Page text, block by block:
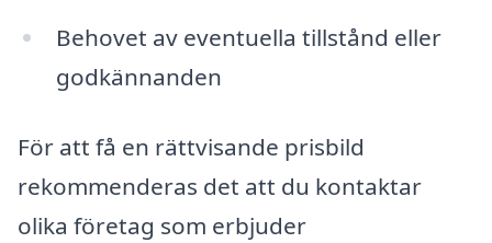
Behovet av eventuella tillstånd eller
godkännanden
För att få en rättvisande prisbild
rekommenderas det att du kontaktar
olika företag som erbjuder